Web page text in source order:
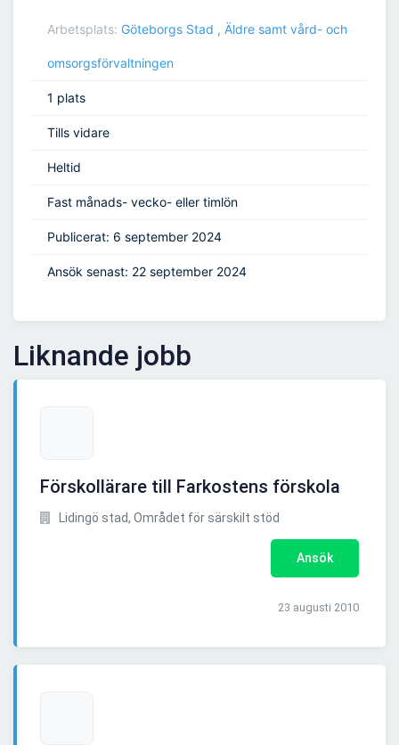
Arbetsplats: Göteborgs Stad , Äldre samt vård- och
omsorgsförvaltningen
1 plats
Tills vidare
Heltid
Fast månads- vecko- eller timlön
Publicerat: 6 september 2024
Ansök senast: 22 september 2024
Liknande jobb
Förskollärare till Farkostens förskola
Lidingö stad, Området för särskilt stöd
Ansök
23 augusti 2010